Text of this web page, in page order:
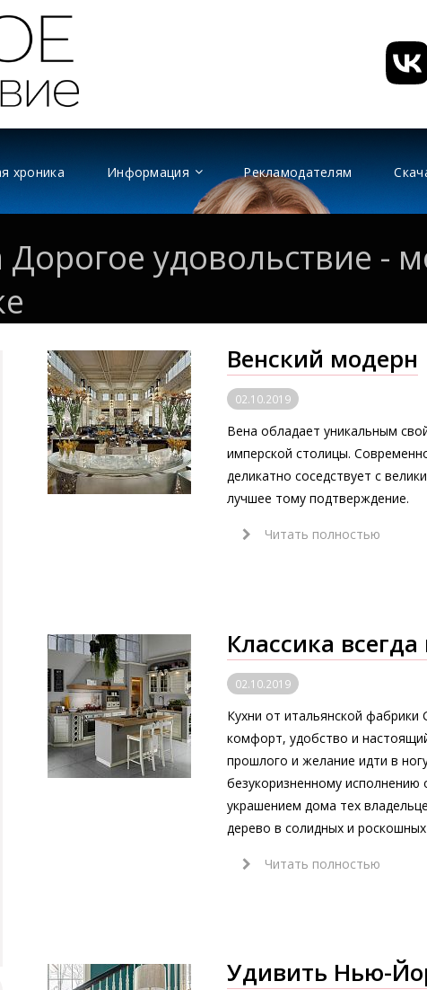
хроника Информация Рекламодателям
удовольствие -
Венский модерн
02.10.2019
Вена обладает уникальным
имперской столицы.
деликатно соседствует с
лучшее тому подтверждение.
Читать полностью
Классика всегда
02.10.2019
Кухни от итальянской фабрики
комфорт, удобство и
прошлого и желание идти в
безукоризненному
украшением дома тех
дерево в солидных и
Читать полностью
Удивить Нью-